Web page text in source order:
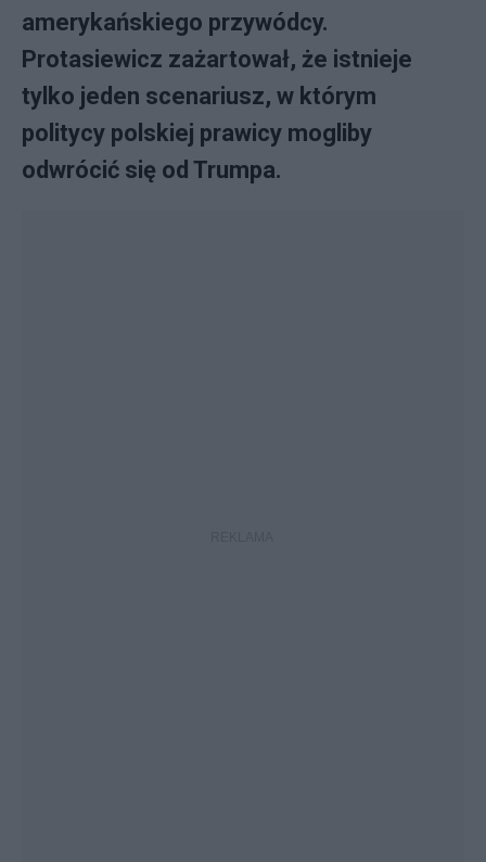
amerykańskiego przywódcy.
Protasiewicz zażartował, że istnieje
tylko jeden scenariusz, w którym
politycy polskiej prawicy mogliby
odwrócić się od Trumpa.